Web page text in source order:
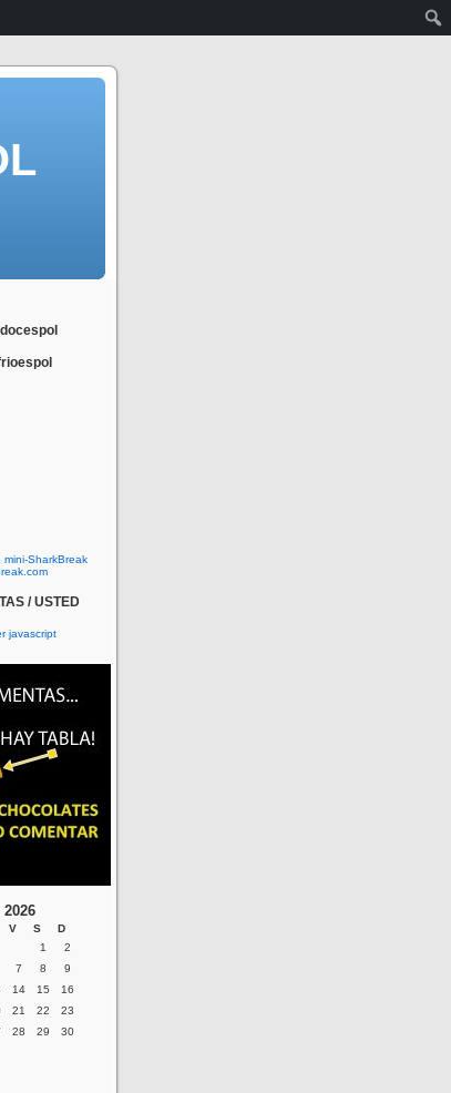
mini-SharkBreak
/ USTED
V S
D
1
2
7 8
9
14 15
16
21 22
23
28 29
30